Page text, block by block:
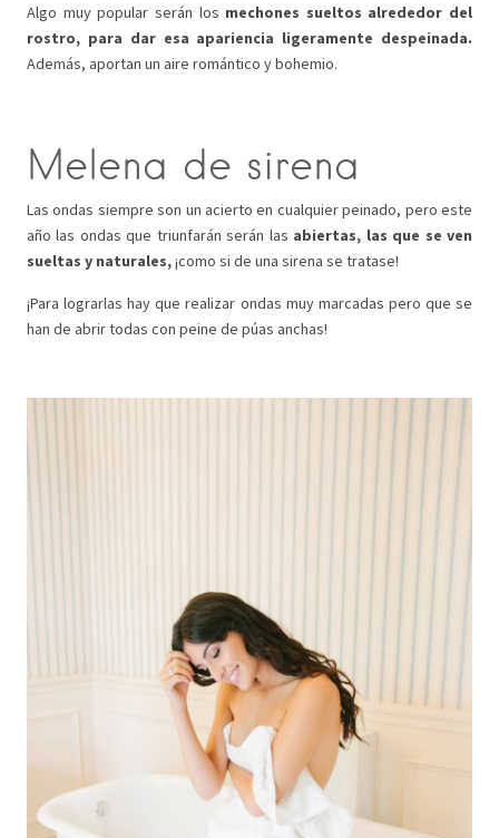
Algo muy popular serán los mechones sueltos alrededor del
rostro, para dar esa apariencia ligeramente despeinada.
Además, aportan un aire romántico y bohemio.
Melena de sirena
Las ondas siempre son un acierto en cualquier peinado, pero este
año las ondas que triunfarán serán las abiertas, las que se ven
sueltas y naturales,¡como si de una sirena se tratase!
¡Para lograrlas hay que realizar ondas muy marcadas pero que se
han de abrir todas con peine de púas anchas!